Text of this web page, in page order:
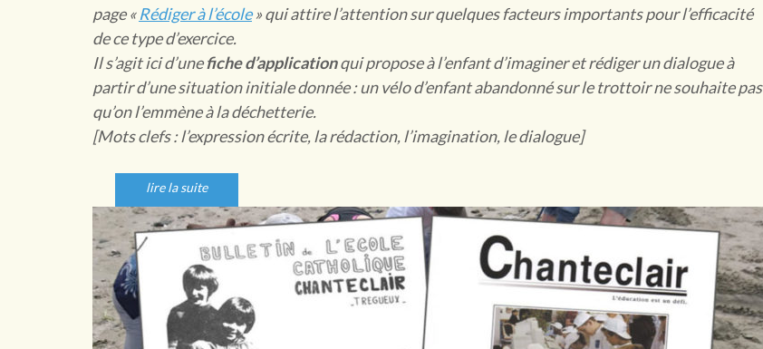
page «Rédiger à l’école» qui attire l’attention sur quelques facteurs importants pour l’efficacité
de ce type d’exercice.
Il s’agit ici d’unefiche d’applicationqui propose à l’enfant d’imaginer et rédiger un dialogue à
partir d’une situation initiale donnée : un vélo d’enfant abandonné sur le trottoir ne souhaite pas
qu’on l’emmène à la déchetterie.
[Mots clefs : l’expression écrite, la rédaction, l’imagination, le dialogue]
lire la suite